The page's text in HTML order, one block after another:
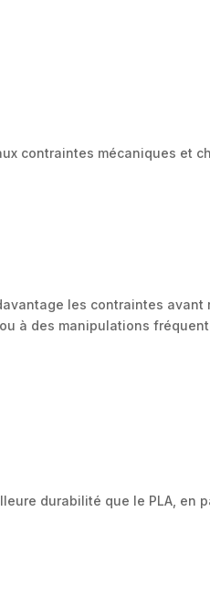
contraintes mécaniques et
les contraintes
à des manipulations
durabilité que le PLA, en